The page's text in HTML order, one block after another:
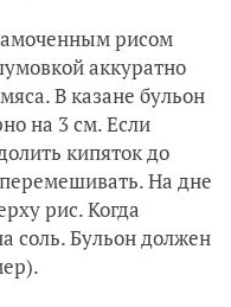
рисом
аккуратно
В казане бульон
на 3 см. Если
кипяток до
На дне
рис. Когда
соль. Бульон должен